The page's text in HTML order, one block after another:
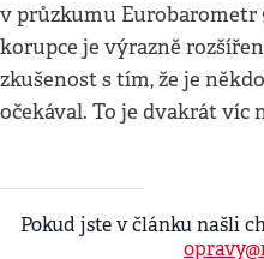
v průzkumu Eurobarometr
korupce je výrazně
zkušenost s tím, že je
očekával. To je dvakrát víc
Pokud jste v článku našli